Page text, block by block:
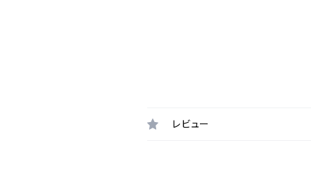
レビュー